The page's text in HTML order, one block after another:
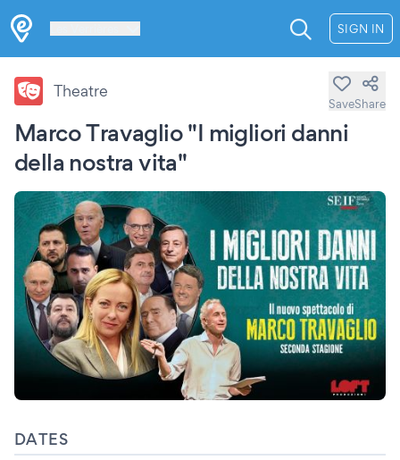
SIGN IN
Marco Travaglio "I migliori danni
della nostra vita"
Theatre
SaveShare
DATES